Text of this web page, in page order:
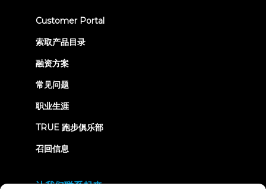
Customer Portal(opens
索取产品目录
融资方案
常见问题
职业生涯
TRUE 跑步俱乐部
召回信息
让我们联系起来